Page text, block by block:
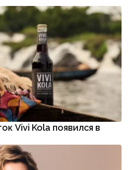
Vivi Kola появился в